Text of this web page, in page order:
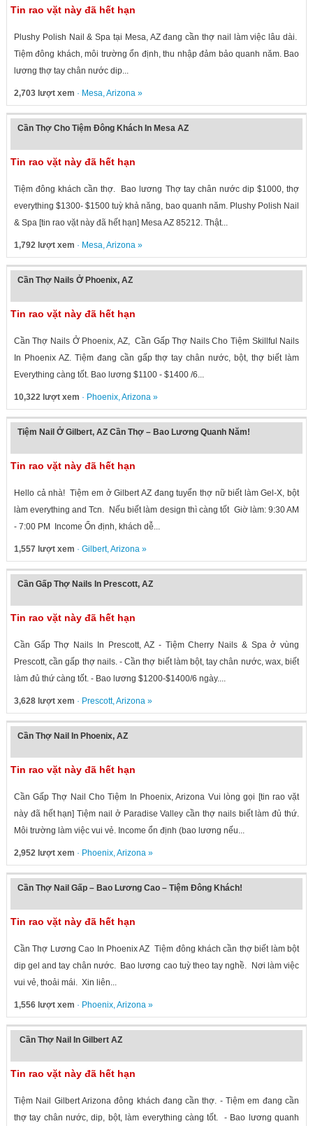
Tin rao vặt này đã hết hạn
Plushy Polish Nail & Spa tại Mesa, AZ đang cần thợ nail làm việc lâu dài.
Tiệm đông khách, môi trường ổn định, thu nhập đảm bảo quanh năm. Bao
lương thợ tay chân nước dip...
2,703 lượt xem · Mesa,Arizona»
Cần Thợ Cho Tiệm Đông Khách In Mesa AZ
Tin rao vặt này đã hết hạn
Tiệm đông khách cần thợ. Bao lương Thợ tay chân nước dip $1000, thợ
everything $1300- $1500 tuỳ khả năng, bao quanh năm. Plushy Polish Nail
& Spa [tin rao vặt này đã hết hạn] Mesa AZ 85212. Thật...
1,792 lượt xem · Mesa,Arizona»
Cần Thợ Nails Ở Phoenix, AZ
Tin rao vặt này đã hết hạn
Cần Thợ Nails Ở Phoenix, AZ, Cần Gấp Thợ Nails Cho Tiệm Skillful Nails
In Phoenix AZ. Tiệm đang cần gấp thợ tay chân nước, bột, thợ biết làm
Everything càng tốt. Bao lương $1100 - $1400 /6...
10,322 lượt xem · Phoenix,Arizona»
Tiệm Nail Ở Gilbert, AZ Cần Thợ – Bao Lương Quanh Năm!
Tin rao vặt này đã hết hạn
Hello cả nhà! Tiệm em ở Gilbert AZ đang tuyển thợ nữ biết làm Gel-X, bột
làm everything and Tcn. Nếu biết làm design thì càng tốt Giờ làm: 9:30 AM
- 7:00 PM Income Ổn định, khách dễ...
1,557 lượt xem · Gilbert,Arizona»
Cần Gấp Thợ Nails In Prescott, AZ
Tin rao vặt này đã hết hạn
Cần Gấp Thợ Nails In Prescott, AZ - Tiệm Cherry Nails & Spa ở vùng
Prescott, cần gấp thợ nails. - Cần thợ biết làm bột, tay chân nước, wax, biết
làm đủ thứ càng tốt. - Bao lương $1200-$1400/6 ngày....
3,628 lượt xem · Prescott,Arizona»
Cần Thợ Nail In Phoenix, AZ
Tin rao vặt này đã hết hạn
Cần Gấp Thợ Nail Cho Tiệm In Phoenix, Arizona Vui lòng gọi [tin rao vặt
này đã hết hạn] Tiệm nail ở Paradise Valley cần thợ nails biết làm đủ thứ.
Môi trường làm việc vui vẻ. Income ổn định (bao lương nếu...
2,952 lượt xem · Phoenix,Arizona»
Cần Thợ Nail Gấp – Bao Lương Cao – Tiệm Đông Khách!
Tin rao vặt này đã hết hạn
Cần Thợ Lương Cao In Phoenix AZ Tiệm đông khách cần thợ biết làm bột
dip gel and tay chân nước. Bao lương cao tuỳ theo tay nghề. Nơi làm việc
vui vẻ, thoải mái. Xin liên...
1,556 lượt xem · Phoenix,Arizona»
Cần Thợ Nail In Gilbert AZ
Tin rao vặt này đã hết hạn
Tiệm Nail Gilbert Arizona đông khách đang cần thợ. - Tiệm em đang cần
thợ tay chân nước, dip, bột, làm everything càng tốt. - Bao lương quanh